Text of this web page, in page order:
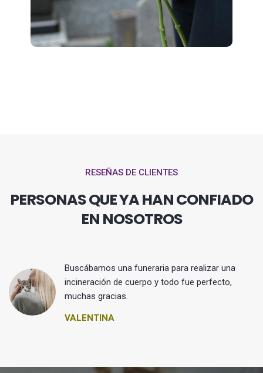
RESEÑAS DE CLIENTES
PERSONAS QUE YA HAN CONFIADO
EN NOSOTROS
Buscábamos una funeraria para realizar una
incineración de cuerpo y todo fue perfecto,
muchas gracias.
VALENTINA